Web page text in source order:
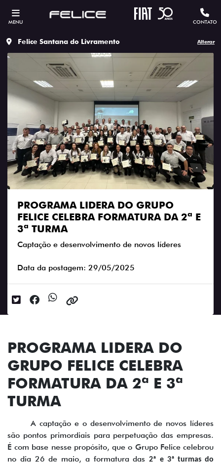
MENU CONTATO
Felice Santana do Livramento Alterar
PROGRAMA LIDERA DO GRUPO
FELICE CELEBRA FORMATURA DA 2ª E
3ª TURMA
Captação e desenvolvimento de novos líderes
Data da postagem: 29/05/2025
PROGRAMA LIDERA DO
GRUPO FELICE CELEBRA
FORMATURA DA 2ª E 3ª
TURMA
A captação e o desenvolvimento de novos líderes
são pontos primordiais para perpetuação das empresas.
É com base nesse propósito, que o Grupo Felice celebrou
no dia 26 de maio, a formatura das 2ª e 3ª turmas do